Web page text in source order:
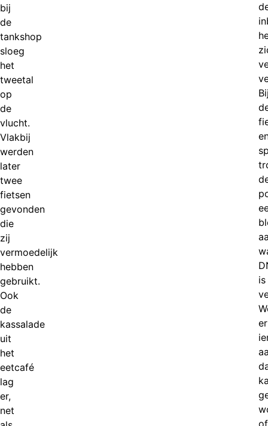
bij
de
tankshop
sloeg
het
tweetal
op
de
vlucht.
Vlakbij
werden
later
twee
fietsen
gevonden
die
zij
vermoedelijk
hebben
gebruikt.
Ook
de
kassalade
uit
het
eetcafé
lag
er,
net
is
er
of